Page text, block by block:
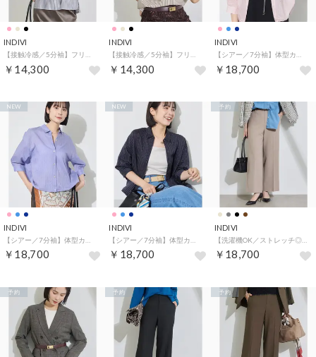
INDIVI
【接触冷感／5分袖】フリルタックブラウス （ブラック(319)）
￥14,300
INDIVI
【接触冷感／5分袖】フリルタックブラウス （ライトベージュ(351)）
￥14,300
INDIVI
【シアー／7分袖】体型カバーゆったりシャツ （ピンク(371)）
￥18,700
INDIVI
￥18,700
NEW
INDIVI
￥18,700
NEW
INDIVI
【洗濯機OK／ストレッチ◎】ストレートワイドパンツ （ベージュ(052)）
￥18,700
予約
予約 予約 予約